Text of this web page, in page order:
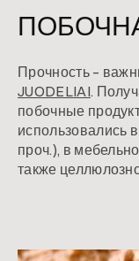
Прочность –
JUODELIAI.
побочные
использовались
проч.), в
также